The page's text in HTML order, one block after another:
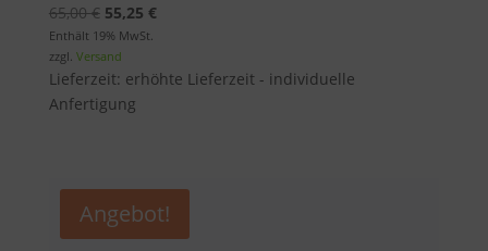
65,00€ Ursprünglicher
Preis
war:
65,00 €
55,25 €Aktueller
55,25 €.
Enthält 19% MwSt.
zzgl. Versand
Lieferzeit: erhöhte Lieferzeit - individuelle
Anfertigung
Angebot!